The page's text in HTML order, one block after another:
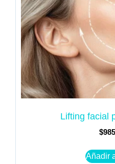
Lifting facial
$
Añadir